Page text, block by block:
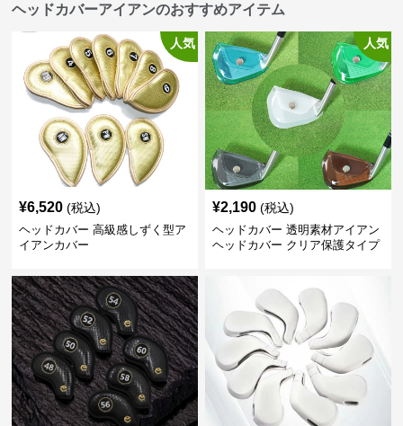
ヘッドカバーアイアンのおすすめアイテム
人気
¥6,520 (税込)
ヘッドカバー 高級感しずく型ア
イアンカバー
人気
¥2,190 (税込)
ヘッドカバー 透明素材アイアン
ヘッドカバー クリア保護タイプ